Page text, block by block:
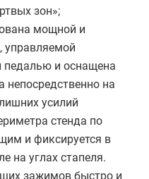
зон»;
мощной и
управляемой
педалью и оснащена
на
усилий
стенда по
и фиксируется в
на углах стапеля.
зажимов быстро и